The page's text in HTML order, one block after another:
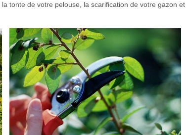
tonte de votre pelouse, la scarification de votre gazon et